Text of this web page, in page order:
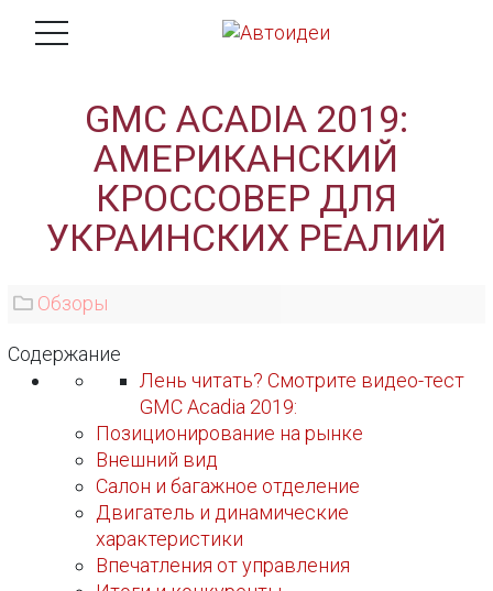
GMC ACADIA 2019:
АМЕРИКАНСКИЙ
КРОССОВЕР ДЛЯ
УКРАИНСКИХ РЕАЛИЙ
Обзоры
Содержание
Лень читать? Смотрите видео-тест
GMC Acadia 2019:
Позиционирование на рынке
Внешний вид
Салон и багажное отделение
Двигатель и динамические
характеристики
Впечатления от управления